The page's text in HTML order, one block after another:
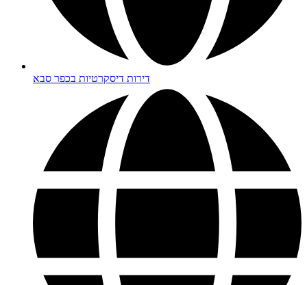
דירות דיסקרטיות בכפר סבא